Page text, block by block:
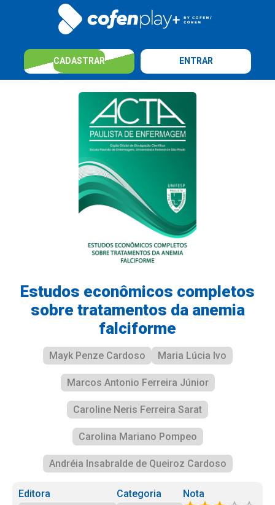
CADASTRAR ENTRAR
Estudos econômicos completos
sobre tratamentos da anemia
falciforme
Mayk Penze Cardoso Maria Lúcia Ivo
Marcos Antonio Ferreira Júnior
Caroline Neris Ferreira Sarat
Carolina Mariano Pompeo
Andréia Insabralde de Queiroz Cardoso
Editora
Categoria
Nota